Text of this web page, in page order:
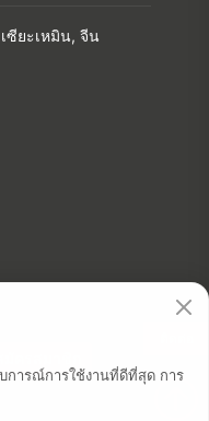
ซียะเหมิน, จีน
การณ์การใช้งานที่ดีที่สุด การ